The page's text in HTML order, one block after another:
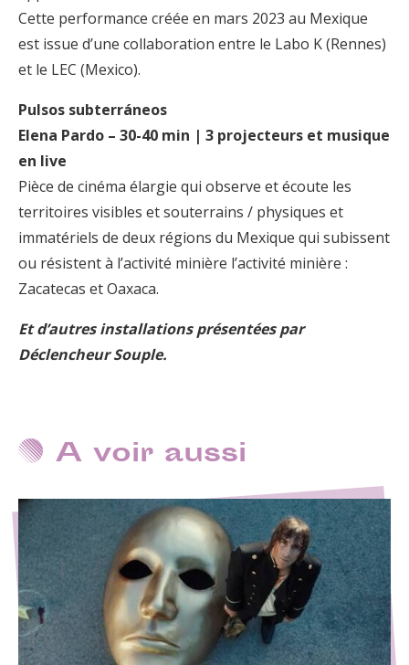
Cette performance créée en mars 2023 au Mexique
est issue d’une collaboration entre le Labo K (Rennes)
et le LEC (Mexico).
Pulsos subterráneos
Elena Pardo – 30-40 min | 3 projecteurs et musique
en live
Pièce de cinéma élargie qui observe et écoute les
territoires visibles et souterrains / physiques et
immatériels de deux régions du Mexique qui subissent
ou résistent à l’activité minière l’activité minière :
Zacatecas et Oaxaca.
Et d’autres installations présentées par
Déclencheur Souple.
A voir aussi